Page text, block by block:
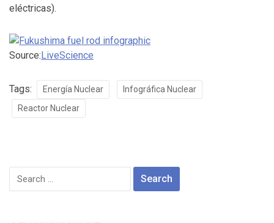
eléctricas).
Source:LiveScience
Tags: Energía Nuclear
Infográfica Nuclear
Reactor Nuclear
Search